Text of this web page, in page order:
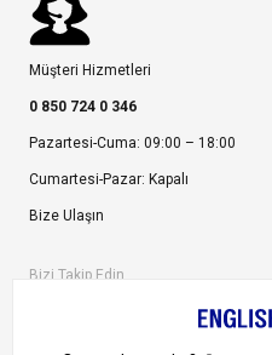
Müşteri Hizmetleri
0 850 724 0 346
Pazartesi-Cuma: 09:00 – 18:00
Cumartesi-Pazar: Kapalı
Bize Ulaşın
Bizi Takip Edin